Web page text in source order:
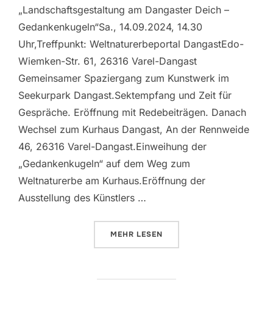
„Landschaftsgestaltung am Dangaster Deich –
Gedankenkugeln“Sa., 14.09.2024, 14.30
Uhr,Treffpunkt: Weltnaturerbeportal DangastEdo-
Wiemken-Str. 61, 26316 Varel-Dangast
Gemeinsamer Spaziergang zum Kunstwerk im
Seekurpark Dangast.Sektempfang und Zeit für
Gespräche. Eröffnung mit Redebeiträgen. Danach
Wechsel zum Kurhaus Dangast, An der Rennweide
46, 26316 Varel-Dangast.Einweihung der
„Gedankenkugeln“ auf dem Weg zum
Weltnaturerbe am Kurhaus.Eröffnung der
Ausstellung des Künstlers …
MEHR ÜBER „EINWEIHUNG LAND
LESEN